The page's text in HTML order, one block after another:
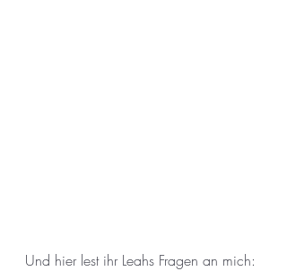
Und hier lest ihr Leahs Fragen an mich: